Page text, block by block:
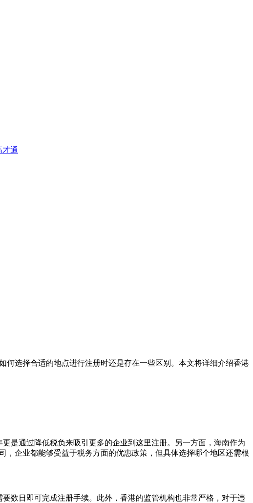
才通
选择合适的地点进行注册时还是存在一些区别。本文将详细介绍香港
通过降低税负来吸引更多的企业到这里注册。另一方面，海南作为
企业都能够受益于税务方面的优惠政策，但具体选择哪个地区还需根
日即可完成注册手续。此外，香港的监管机构也非常严格，对于违